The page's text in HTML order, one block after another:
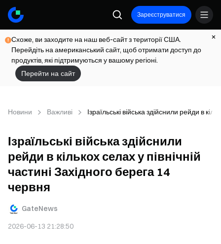
Зареєструватися
Схоже, ви заходите на наш веб-сайт з території США.
Перейдіть на американський сайт, щоб отримати доступ до
продуктів, які підтримуються у вашому регіоні.
Перейти на сайт
Новини Важливі Ізраїльські війська здійснили рейди в
Ізраїльські війська здійснили
рейди в кількох селах у північній
частині Західного берега 14
червня
GateNews
2026-06-13 21:28:50